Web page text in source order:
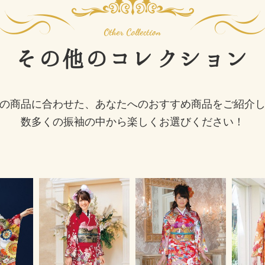
その他の コレクション
商品に合わせた、あなたへのおすすめ商品をご紹介
数多くの振袖の中から楽しくお選びください！